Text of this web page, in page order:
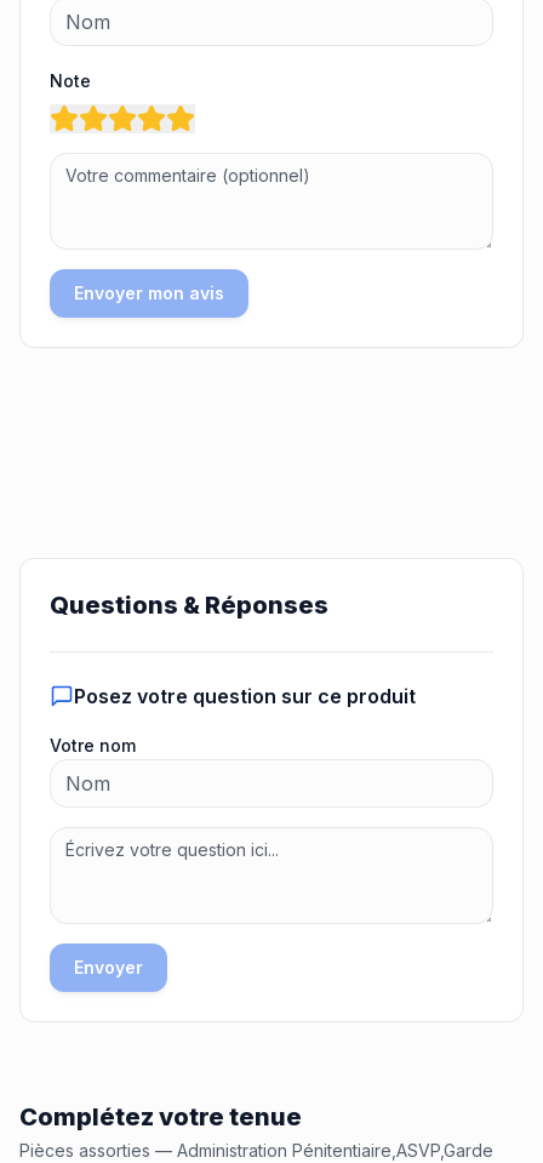
Note
Envoyer mon avis
Questions & Réponses
Posez votre question sur ce produit
Votre nom
Envoyer
Complétez votre tenue
Pièces assorties — Administration Pénitentiaire,ASVP,Garde